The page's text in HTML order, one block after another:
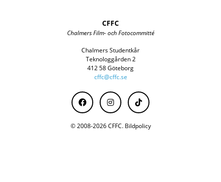
CFFC
Chalmers Film- och Fotocommitté
Chalmers Studentkår
Teknologgården 2
412 58 Göteborg
cffc@cffc.se
© 2008-2026 CFFC. Bildpolicy